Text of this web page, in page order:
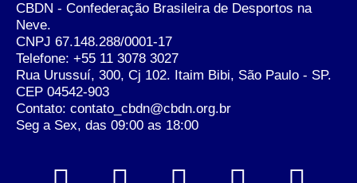
CBDN - Confederação Brasileira de Desportos na
Neve.
CNPJ 67.148.288/0001-17
Telefone: +55 11 3078 3027
Rua Urussuí, 300, Cj 102. Itaim Bibi, São Paulo - SP.
CEP 04542-903
Contato: contato_cbdn@cbdn.org.br
Seg a Sex, das 09:00 as 18:00